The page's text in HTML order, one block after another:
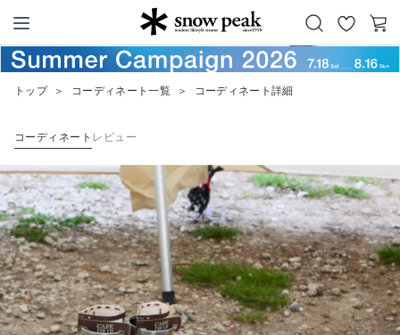
Snow Peak
お
気
カ
ー
トップ ＞ コーディネート一覧 ＞ コーディネート詳細
コーディネート レビュー